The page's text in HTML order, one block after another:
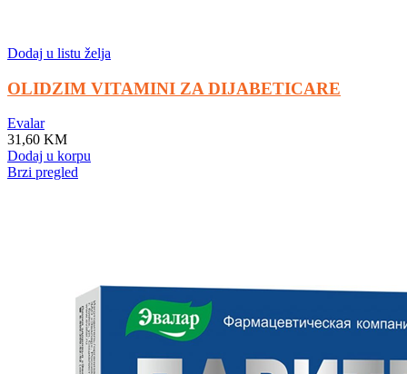
Dodaj u listu želja
OLIDZIM VITAMINI ZA DIJABETICARE
Evalar
31,60 KM
Dodaj u korpu
Brzi pregled